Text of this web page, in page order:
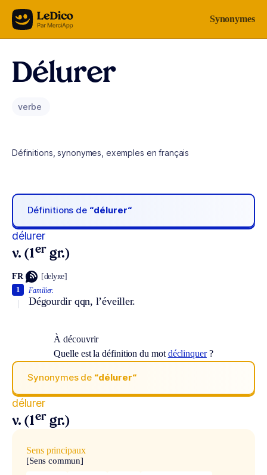
Aller au contenu Synonymes
Délurer
verbe
Définitions, synonymes, exemples en français
Définitions de “délurer“
délurer
v. (1er gr.)
FR [delyʀe]
Familier.
Dégourdir qqn, l’éveiller.
1
À découvrir
Quelle est la définition du mot déclinquer?
Synonymes de “délurer“
délurer
v. (1er gr.)
Sens principaux
[Sens commun]